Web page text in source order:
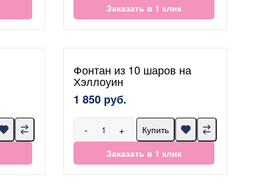
Заказать в 1 клик
Фонтан из 10 шаров на
Хэллоуин
1 850 руб.
- +
Купить
Заказать в 1 клик